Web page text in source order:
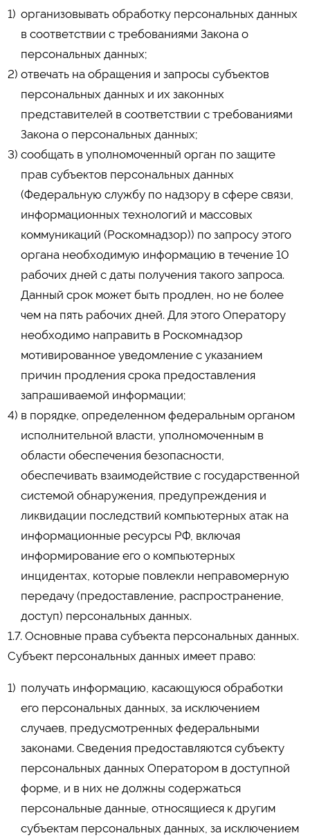
организовывать обработку персональных данных
в соответствии с требованиями Закона о
персональных данных;
отвечать на обращения и запросы субъектов
персональных данных и их законных
представителей в соответствии с требованиями
Закона о персональных данных;
сообщать в уполномоченный орган по защите
прав субъектов персональных данных
(Федеральную службу по надзору в сфере связи,
информационных технологий и массовых
коммуникаций (Роскомнадзор)) по запросу этого
органа необходимую информацию в течение 10
рабочих дней с даты получения такого запроса.
Данный срок может быть продлен, но не более
чем на пять рабочих дней. Для этого Оператору
необходимо направить в Роскомнадзор
мотивированное уведомление с указанием
причин продления срока предоставления
запрашиваемой информации;
в порядке, определенном федеральным органом
исполнительной власти, уполномоченным в
области обеспечения безопасности,
обеспечивать взаимодействие с государственной
системой обнаружения, предупреждения и
ликвидации последствий компьютерных атак на
информационные ресурсы РФ, включая
информирование его о компьютерных
инцидентах, которые повлекли неправомерную
передачу (предоставление, распространение,
доступ) персональных данных.
1.7. Основные права субъекта персональных данных.
Субъект персональных данных имеет право:
получать информацию, касающуюся обработки
его персональных данных, за исключением
случаев, предусмотренных федеральными
законами. Сведения предоставляются субъекту
персональных данных Оператором в доступной
форме, и в них не должны содержаться
персональные данные, относящиеся к другим
субъектам персональных данных, за исключением